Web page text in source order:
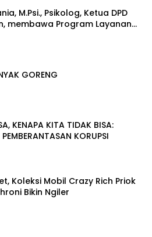
M.Psi., Psikolog, Ketua DPD
membawa Program Layanan
Dokumen Kependudukan
GORENG
KENAPA KITA TIDAK BISA:
KORUPSI
Koleksi Mobil Crazy Rich Priok
Bikin Ngiler